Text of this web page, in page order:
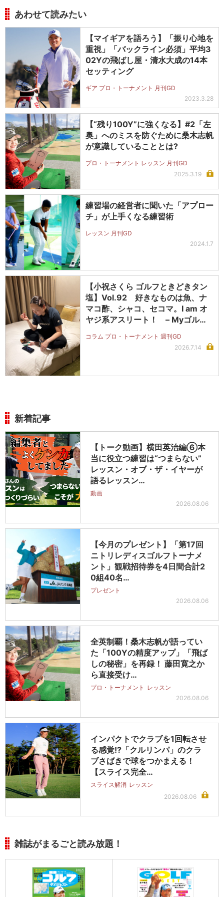
あわせて読みたい
【マイギアを語ろう】「振り心地を
重視」「バックライン必須」平均3
02Yの飛ばし屋・清水大成の14本
セッティング
ギア プロ・トーナメント 月刊GD
2023.3.28
【“残り100Y”に強くなる】#2「左
奥」へのミスを防ぐために桑木志帆
が意識していることとは?
プロ・トーナメント レッスン 月刊GD
2025.3.19
練習場の経営者に聞いた「アプロー
チ」が上手くなる練習術
レッスン 月刊GD
2024.1.7
【小祝さくら ゴルフときどきタン
塩】Vol.92 好きなものは魚、ナ
マコ酢、シャコ、セコマ。I am オ
ヤジ系アスリート！ – Myゴルフ
コラム プロ・トーナメント 週刊GD
2026.7.14
新着記事
【トーク動画】横田英治編⑥本
当に役立つ練習は“つまらない”
レッスン・オブ・ザ・イヤーが
語るレッスン…
動画
2026.08.06
【今月のプレゼント】「第17回
ニトリレディスゴルフトーナメ
ント」観戦招待券を4日間合計2
0組40名…
プレゼント
2026.08.06
全英制覇！桑木志帆が語ってい
た「100Yの精度アップ」「飛ば
しの秘密」を再録！ 藤田寛之か
ら直接受け…
プロ・トーナメント レッスン
2026.08.06
インパクトでクラブを1回転させ
る感覚!?「クルリンパ」のクラ
ブさばきで球をつかまえる！
【スライス完全…
スライス解消 レッスン
2026.08.06
雑誌がまるごと読み放題！